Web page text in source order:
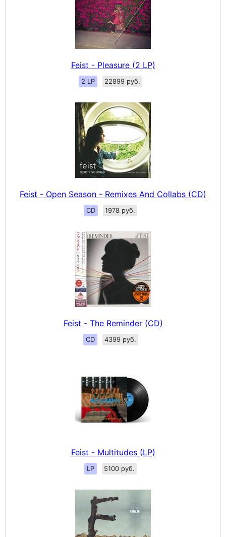
Feist - Pleasure (2 LP)
2 LP 22899 руб.
Feist - Open Season - Remixes And Collabs (CD)
CD 1978 руб.
Feist - The Reminder (CD)
CD 4399 руб.
Feist - Multitudes (LP)
LP 5100 руб.